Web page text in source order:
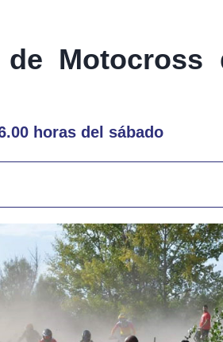
Motocross
horas del sábado